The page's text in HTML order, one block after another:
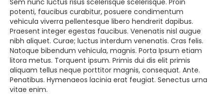
potenti, faucibus curabitur, posuere condimentum
vehicula viverra pellentesque libero hendrerit dapibus.
Praesent integer egestas faucibus. Venenatis nisl augue
nibh aliquet. Curae; luctus interdum venenatis. Cras felis.
Natoque bibendum vehicula, magnis. Porta Ipsum etiam
litora metus. Torquent ipsum. Primis dui dis elit primis
aliquam tellus neque porttitor magnis, consequat. Ante.
Penatibus. Hymenaeos lacinia erat feugiat. Senectus urna
vitae enim.